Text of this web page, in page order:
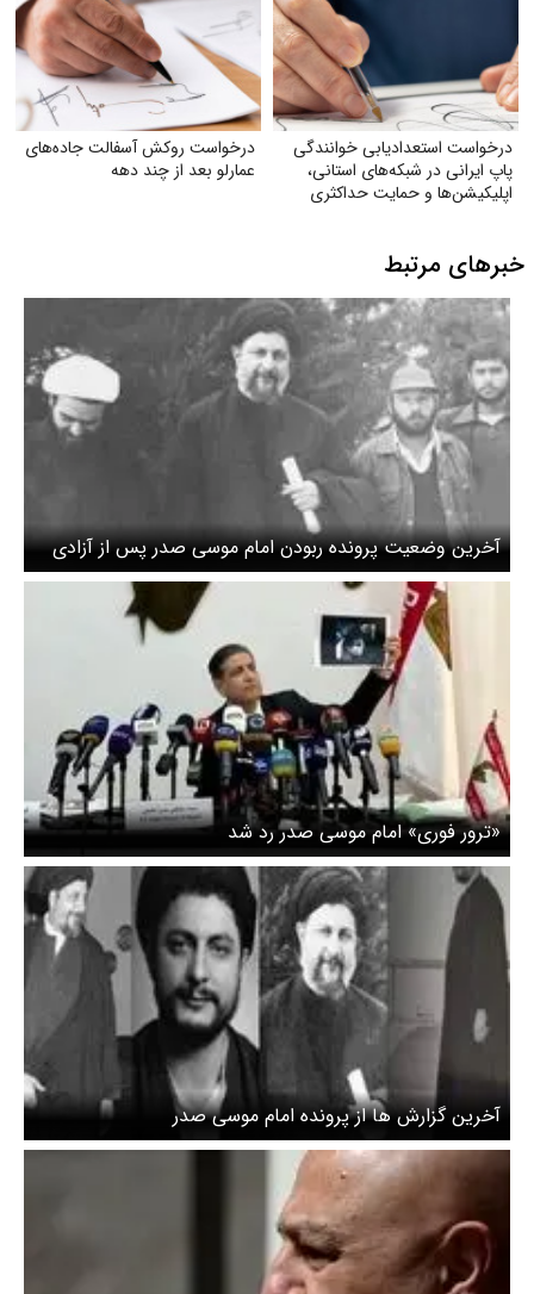
درخواست استعدادیابی خوانندگی
پاپ ایرانی در شبکه‌های استانی،
اپلیکیشن‌ها و حمایت حداکثری
درخواست روکش آسفالت جاده‌های
عمارلو بعد از چند دهه
خبرهای مرتبط
آخرین وضعیت پرونده ربودن امام موسی صدر پس از آزادی
هانیبال قذافی اعلام شد
«ترور فوری» امام موسی صدر رد شد
آخرین گزارش ها از پرونده امام موسی صدر